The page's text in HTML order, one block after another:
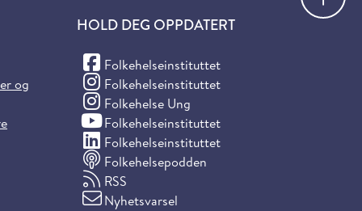
og
HOLD DEG OPPDATERT
Folkehelseinstituttet
(Facebook)
Folkehelseinstituttet
(Instagram)
Folkehelse Ung
(Instagram)
Folkehelseinstituttet
(YouTube)
Folkehelseinstituttet
(LinkedIn)
Folkehelsepodden
RSS
Nyhetsvarsel